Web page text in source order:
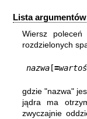
Lista argumentów
Wiersz
rozdzielonych
nazwa[=
gdzie "nazwa"
jądra ma
zwyczajnie